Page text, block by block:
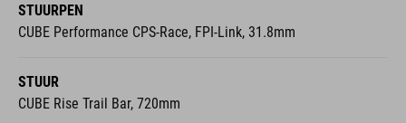
STUURPEN
CUBE Performance CPS-Race, FPI-Link, 31.8mm
STUUR
CUBE Rise Trail Bar, 720mm